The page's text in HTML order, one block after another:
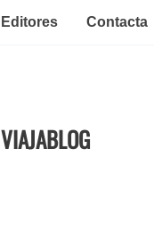
Editores Contacta
VIAJABLOG